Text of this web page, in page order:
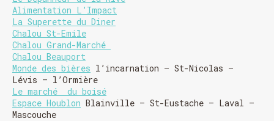
Alimentation L’Impact
La Superette du Diner
Chalou St-Emile
Chalou Grand-Marché
Chalou Beauport
Monde des bières l’incarnation – St-Nicolas –
Lévis – l’Ormière
Le marché du boisé
Espace Houblon Blainville – St-Eustache – Laval –
Mascouche